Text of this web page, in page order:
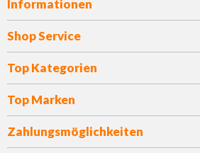
Informationen
Shop Service
Top Kategorien
Top Marken
Zahlungsmöglichkeiten